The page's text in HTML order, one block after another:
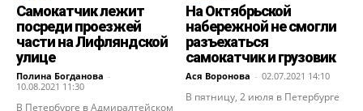
Самокатчик лежит
посреди проезжей
части на Лифляндской
улице
Полина Богданова -
10.08.2021 11:30
В Петербурге в Адмиралтейском
На Октябрьской
набережной не смогли
разъехаться
самокатчик и грузовик
Ася Воронова - 02.07.2021 14:10
В пятницу, 2 июля в Петербурге